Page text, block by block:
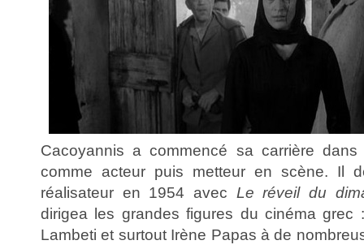
Cacoyannis a commencé sa carrière
comme acteur puis metteur en scène. Il
réalisateur en 1954 avec Le réveil du
dirigea les grandes figures du cinéma grec
Lambeti et surtout Irène Papas à de